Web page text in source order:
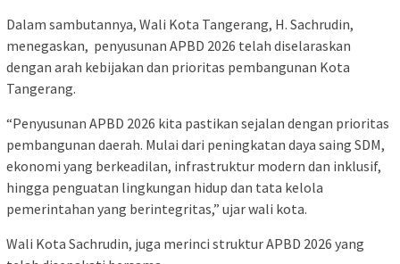
Dalam sambutannya, Wali Kota Tangerang, H. Sachrudin,
menegaskan, penyusunan APBD 2026 telah diselaraskan
dengan arah kebijakan dan prioritas pembangunan Kota
Tangerang.
“Penyusunan APBD 2026 kita pastikan sejalan dengan prioritas
pembangunan daerah. Mulai dari peningkatan daya saing SDM,
ekonomi yang berkeadilan, infrastruktur modern dan inklusif,
hingga penguatan lingkungan hidup dan tata kelola
pemerintahan yang berintegritas,” ujar wali kota.
Wali Kota Sachrudin, juga merinci struktur APBD 2026 yang